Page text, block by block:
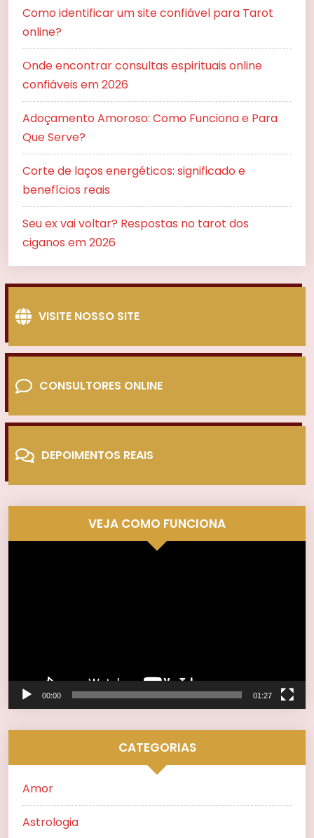
Como identificar um site confiável para Tarot
online?
Onde encontrar consultas espirituais online
confiáveis em 2026
Adoçamento Amoroso: Como Funciona e Para
Que Serve?
Corte de laços energéticos: significado e
benefícios reais
Seu ex vai voltar? Respostas no tarot dos
ciganos em 2026
VISITE NOSSO SITE
CONSULTORES ONLINE
DEPOIMENTOS REAIS
VEJA COMO FUNCIONA
00:00 01:27
CATEGORIAS
Amor
Astrologia